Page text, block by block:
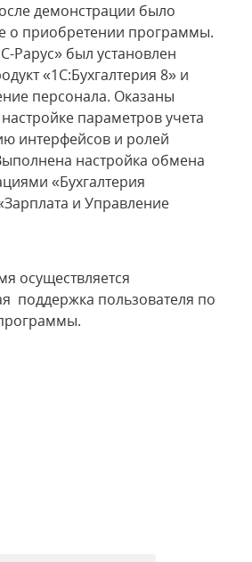
демонстрации было
о приобретении программы.
Рарус» был установлен
«1С:Бухгалтерия 8» и
персонала. Оказаны
параметров учета
интерфейсов и ролей
настройка обмена
«Бухгалтерия
и Управление
осуществляется
поддержка пользователя по